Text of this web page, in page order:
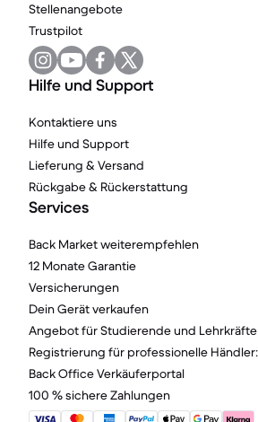
Stellenangebote
Trustpilot
Hilfe und Support
Kontaktiere uns
Hilfe und Support
Lieferung & Versand
Rückgabe & Rückerstattung
Services
Back Market weiterempfehlen
12 Monate Garantie
Versicherungen
Dein Gerät verkaufen
Angebot für Studierende und Lehrkräfte
Registrierung für professionelle
Back Office Verkäuferportal
100 % sichere Zahlungen